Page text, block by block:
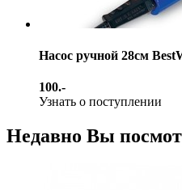
Насос ручной 28см
100.-
Узнать о поступлении
Недавно Вы